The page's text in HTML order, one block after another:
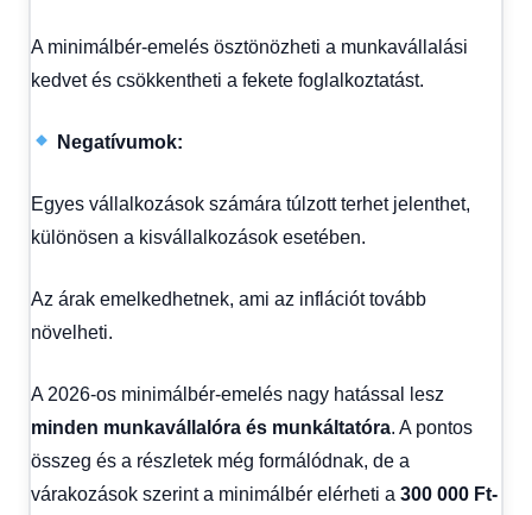
A minimálbér-emelés ösztönözheti a munkavállalási
kedvet és csökkentheti a fekete foglalkoztatást.
Negatívumok:
Egyes vállalkozások számára túlzott terhet jelenthet,
különösen a kisvállalkozások esetében.
Az árak emelkedhetnek, ami az inflációt tovább
növelheti.
A 2026-os minimálbér-emelés nagy hatással lesz
minden munkavállalóra és munkáltatóra. A pontos
összeg és a részletek még formálódnak, de a
várakozások szerint a minimálbér elérheti a 300 000 Ft-